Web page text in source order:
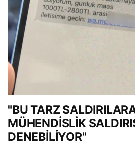
"BU TARZ
MÜHENDİSLİK
DENEBİLİYOR"